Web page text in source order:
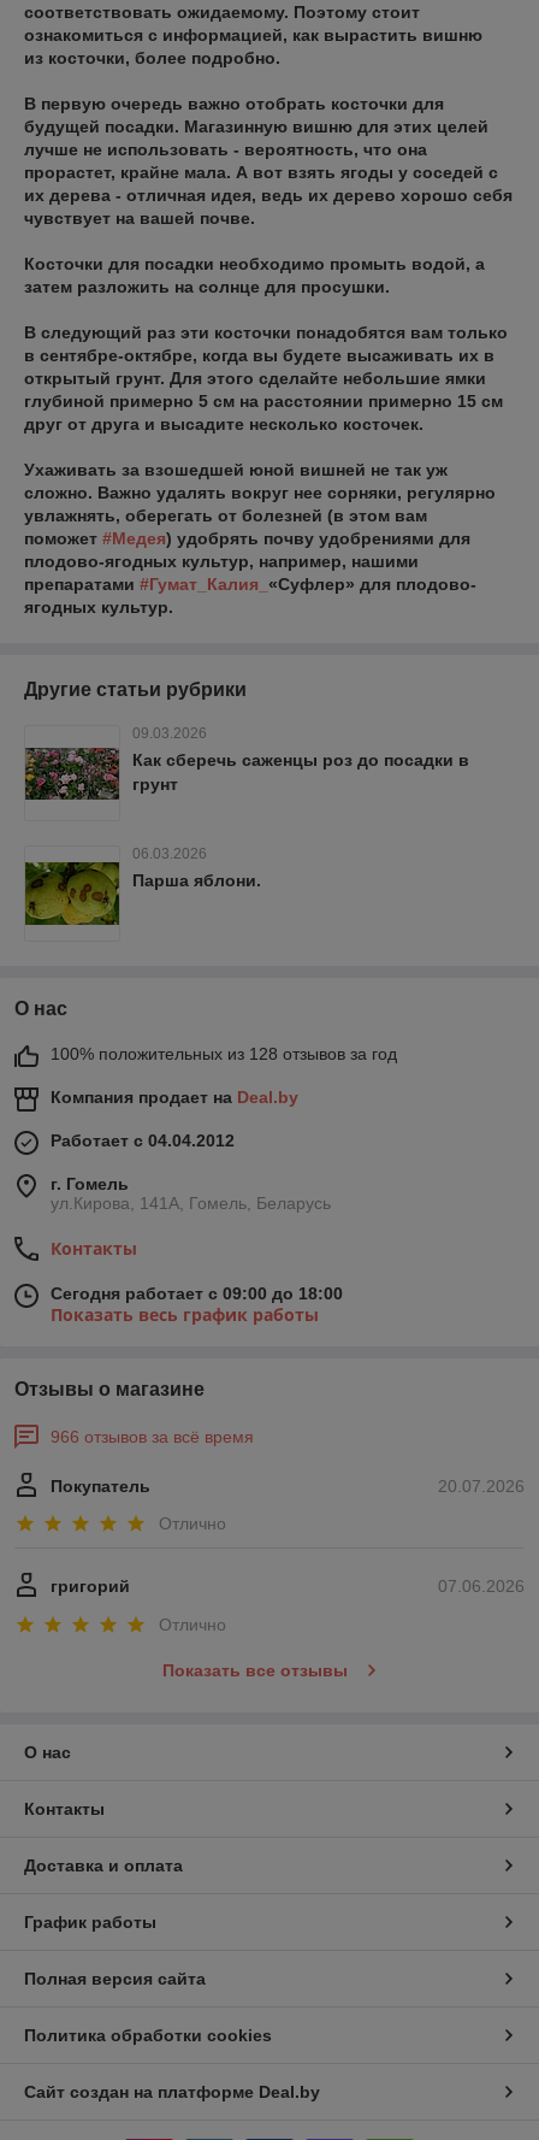
соответствовать ожидаемому. Поэтому стоит
ознакомиться с информацией, как вырастить вишню
из косточки, более подробно.
В первую очередь важно отобрать косточки для
будущей посадки. Магазинную вишню для этих целей
лучше не использовать - вероятность, что она
прорастет, крайне мала. А вот взять ягоды у соседей с
их дерева - отличная идея, ведь их дерево хорошо себя
чувствует на вашей почве.
Косточки для посадки необходимо промыть водой, а
затем разложить на солнце для просушки.
В следующий раз эти косточки понадобятся вам только
в сентябре-октябре, когда вы будете высаживать их в
открытый грунт. Для этого сделайте небольшие ямки
глубиной примерно 5 см на расстоянии примерно 15 см
друг от друга и высадите несколько косточек.
Ухаживать за взошедшей юной вишней не так уж
сложно. Важно удалять вокруг нее сорняки, регулярно
увлажнять, оберегать от болезней (в этом вам
поможет #Медея) удобрять почву удобрениями для
плодово-ягодных культур, например, нашими
препаратами #Гумат_Калия_ «Суфлер» для плодово-
ягодных культур.
Другие статьи рубрики
09.03.2026
Как сберечь саженцы роз до посадки в
грунт
06.03.2026
Парша яблони.
О нас
100% положительных из 128 отзывов за год
Компания продает на Deal.by
Работает с 04.04.2012
г. Гомель
ул.Кирова, 141А, Гомель, Беларусь
Контакты
Сегодня работает с 09:00 до 18:00
Показать весь график работы
Отзывы о магазине
966 отзывов за всё время
20.07.2026
Покупатель
Отлично
07.06.2026
григорий
Отлично
Показать все отзывы
О нас
Контакты
Доставка и оплата
График работы
Полная версия сайта
Политика обработки cookies
Сайт создан на платформе Deal.by